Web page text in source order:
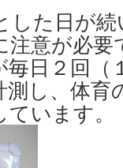
した日が
注意が必要
日２回（
測し、体
います。